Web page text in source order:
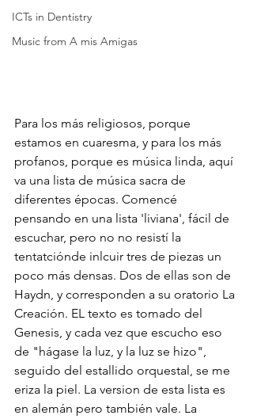
ICTs in Dentistry
Music from A mis Amigas
Para los más religiosos, porque
estamos en cuaresma, y para los más
profanos, porque es música linda, aquí
va una lista de música sacra de
diferentes épocas. Comencé
pensando en una lista 'liviana', fácil de
escuchar, pero no no resistí la
tentatciónde inlcuir tres de piezas un
poco más densas. Dos de ellas son de
Haydn, y corresponden a su oratorio La
Creación. EL texto es tomado del
Genesis, y cada vez que escucho eso
de "hágase la luz, y la luz se hizo",
seguido del estallido orquestal, se me
eriza la piel. La version de esta lista es
en alemán pero también vale. La